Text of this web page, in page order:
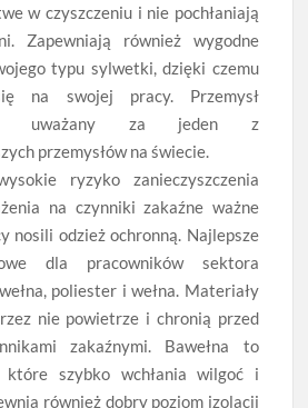
w czyszczeniu i nie pochłaniają
Zapewniają również wygodne
typu sylwetki, dzięki czemu
na swojej pracy. Przemysł
uważany za jeden z
przemysłów na świecie.
ryzyko zanieczyszczenia
na czynniki zakaźne ważne
nosili odzież ochronną. Najlepsze
dla pracowników sektora
poliester i wełna. Materiały
nie powietrze i chronią przed
zakaźnymi. Bawełna to
które szybko wchłania wilgoć i
również dobry poziom izolacji